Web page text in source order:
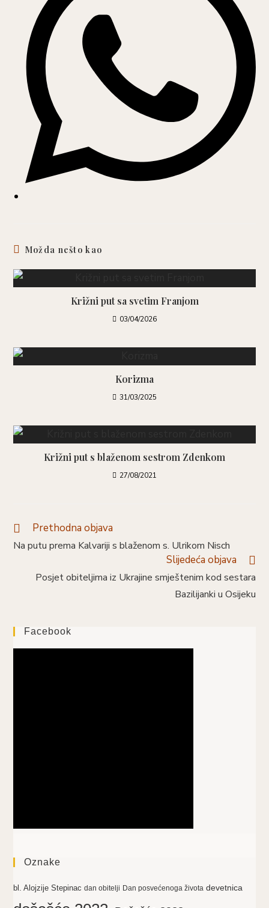
window
Možda nešto kao
Križni put sa svetim Franjom
03/04/2026
Korizma
31/03/2025
Križni put s blaženom sestrom Zdenkom
27/08/2021
Pročitaj
članaka
Prethodna objava
Na putu prema Kalvariji s blaženom s. Ulrikom Nisch
Slijedeća objava
Posjet obiteljima iz Ukrajine smještenim kod sestara
Bazilijanki u Osijeku
Facebook
Oznake
bl. Alojzije Stepinac dan obitelji Dan posvećenoga života devetnica